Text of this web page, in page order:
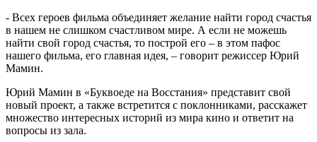
- Всех героев фильма объединяет желание найти город счастья
в нашем не слишком счастливом мире. А если не можешь
найти свой город счастья, то построй его – в этом пафос
нашего фильма, его главная идея, – говорит режиссер Юрий
Мамин.
Юрий Мамин в «Буквоеде на Восстания» представит свой
новый проект, а также встретится с поклонниками, расскажет
множество интересных историй из мира кино и ответит на
вопросы из зала.